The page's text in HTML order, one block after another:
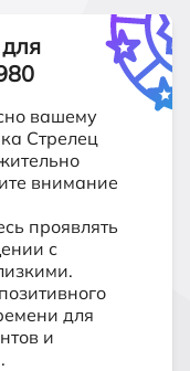
вашему
Стрелец
внимание
проявлять
с
для
и